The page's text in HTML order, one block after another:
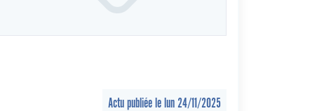
Actu publiée le lun 24/11/2025